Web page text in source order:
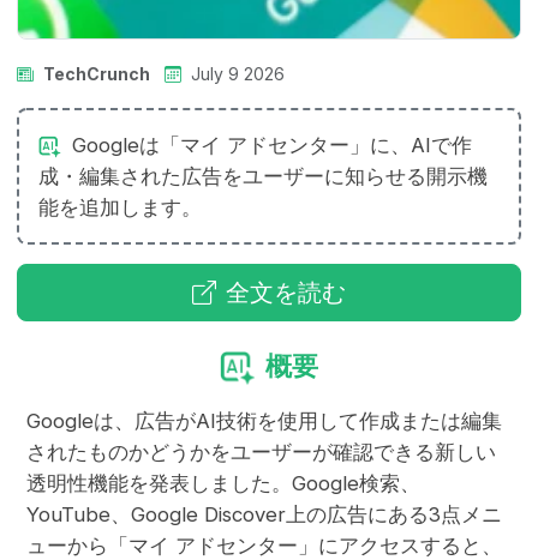
TechCrunch July 9 2026
Googleは「マイ アドセンター」に、AIで作
成・編集された広告をユーザーに知らせる開示機
能を追加します。
全文を読む
概要
Googleは、広告がAI技術を使用して作成または編集
されたものかどうかをユーザーが確認できる新しい
透明性機能を発表しました。Google検索、
YouTube、Google Discover上の広告にある3点メニ
ューから「マイ アドセンター」にアクセスすると、